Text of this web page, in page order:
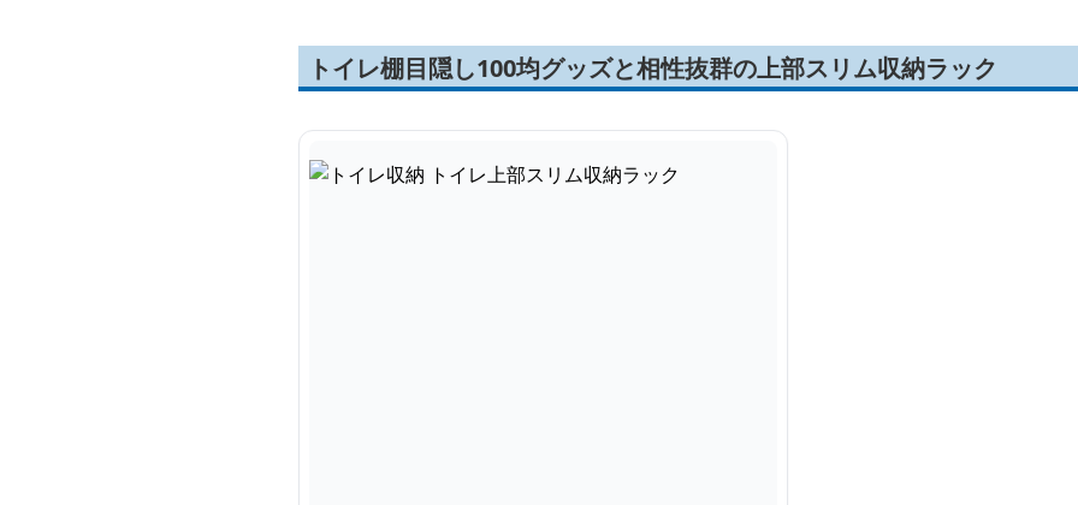
トイレ棚目隠し100均グッズと相性抜群の上部スリム収納ラック